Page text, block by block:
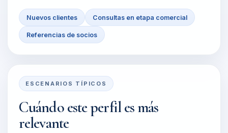
Nuevos clientes Consultas en etapa comercial
Referencias de socios
ESCENARIOS TÍPICOS
Cuándo este perfil es más
relevante